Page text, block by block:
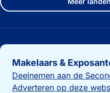
Belangrijke links
Makelaars &
Deelnemen aan de
Adverteren op deze